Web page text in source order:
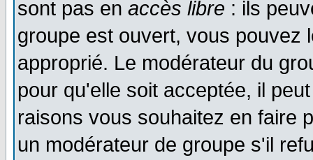
sont pas en accès libre : ils
groupe est ouvert, vous pouvez
approprié. Le modérateur du
pour qu'elle soit acceptée, il
raisons vous souhaitez en faire
un modérateur de groupe s'il